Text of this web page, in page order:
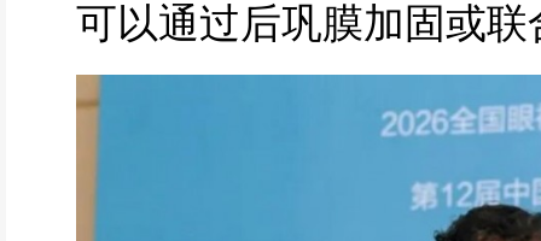
可以通过后巩膜加固或